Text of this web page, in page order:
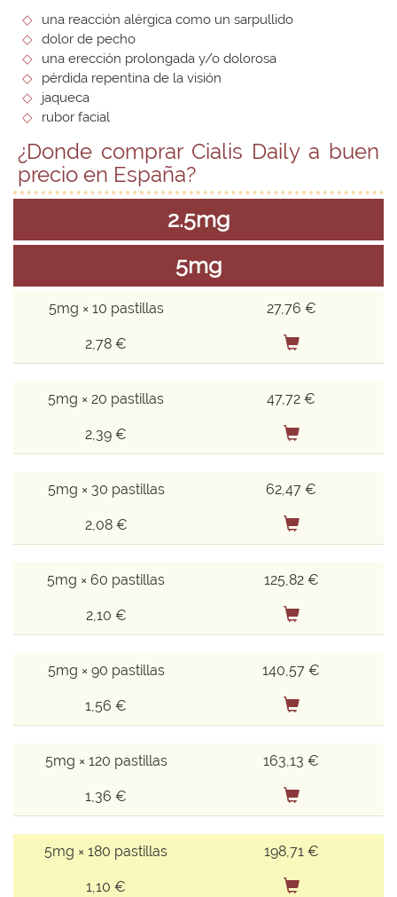
una reacción alérgica como un sarpullido
dolor de pecho
una erección prolongada y/o dolorosa
pérdida repentina de la visión
jaqueca
rubor facial
¿Donde comprar Cialis Daily a buen
precio en España?
2.5mg
5mg
5mg × 10 pastillas 27,76 €
2,78 €
5mg × 20 pastillas 47,72 €
2,39 €
5mg × 30 pastillas 62,47 €
2,08 €
5mg × 60 pastillas 125,82 €
2,10 €
5mg × 90 pastillas 140,57 €
1,56 €
5mg × 120 pastillas 163,13 €
1,36 €
5mg × 180 pastillas 198,71 €
1,10 €